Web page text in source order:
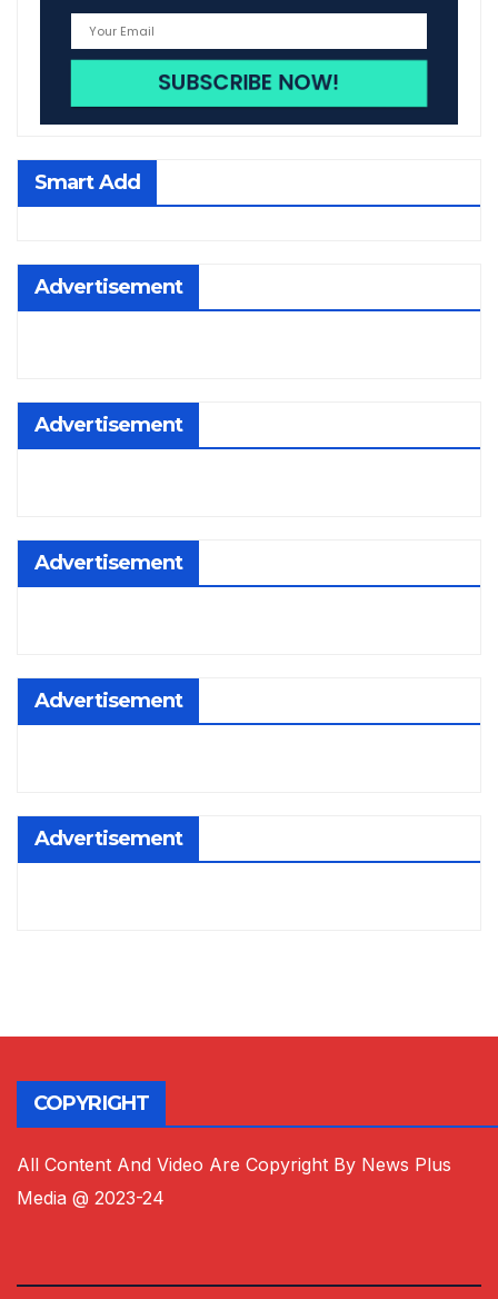
Smart Add
Advertisement
Advertisement
Advertisement
Advertisement
Advertisement
COPYRIGHT
All Content And Video Are Copyright By News Plus
Media @ 2023-24